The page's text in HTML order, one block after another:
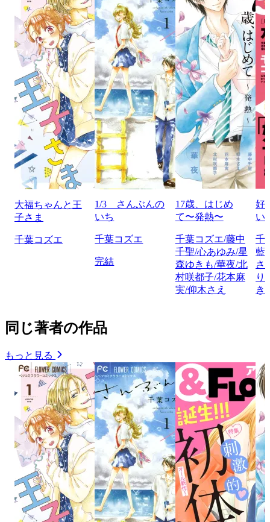
大福ちゃんと王
子さま
千葉コズエ
1/3 さんぶんの
いち
千葉コズエ
完結
17歳、はじめ
て〜発熱〜
千葉コズエ/藤中
千聖/心あゆみ/星
森ゆきも/華夜/北
村咲都子/花本麻
実/仰木さえ
好
い
千
藍/
さ
り
き
同じ著者の作品
もっと見る